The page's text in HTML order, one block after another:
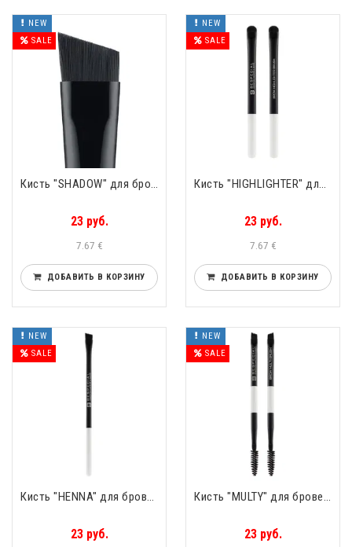
SALE
NEW
23 руб.
7.67 €
ДОБАВИТЬ В КОРЗИНУ
SALE
NEW
23 руб.
7.67 €
ДОБАВИТЬ В КОРЗИНУ
SALE
NEW
23 руб.
SALE
NEW
23 руб.